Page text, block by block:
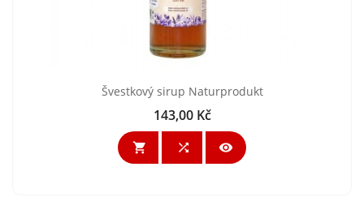
Švestkový sirup Naturprodukt
Cena
143,00 Kč
  